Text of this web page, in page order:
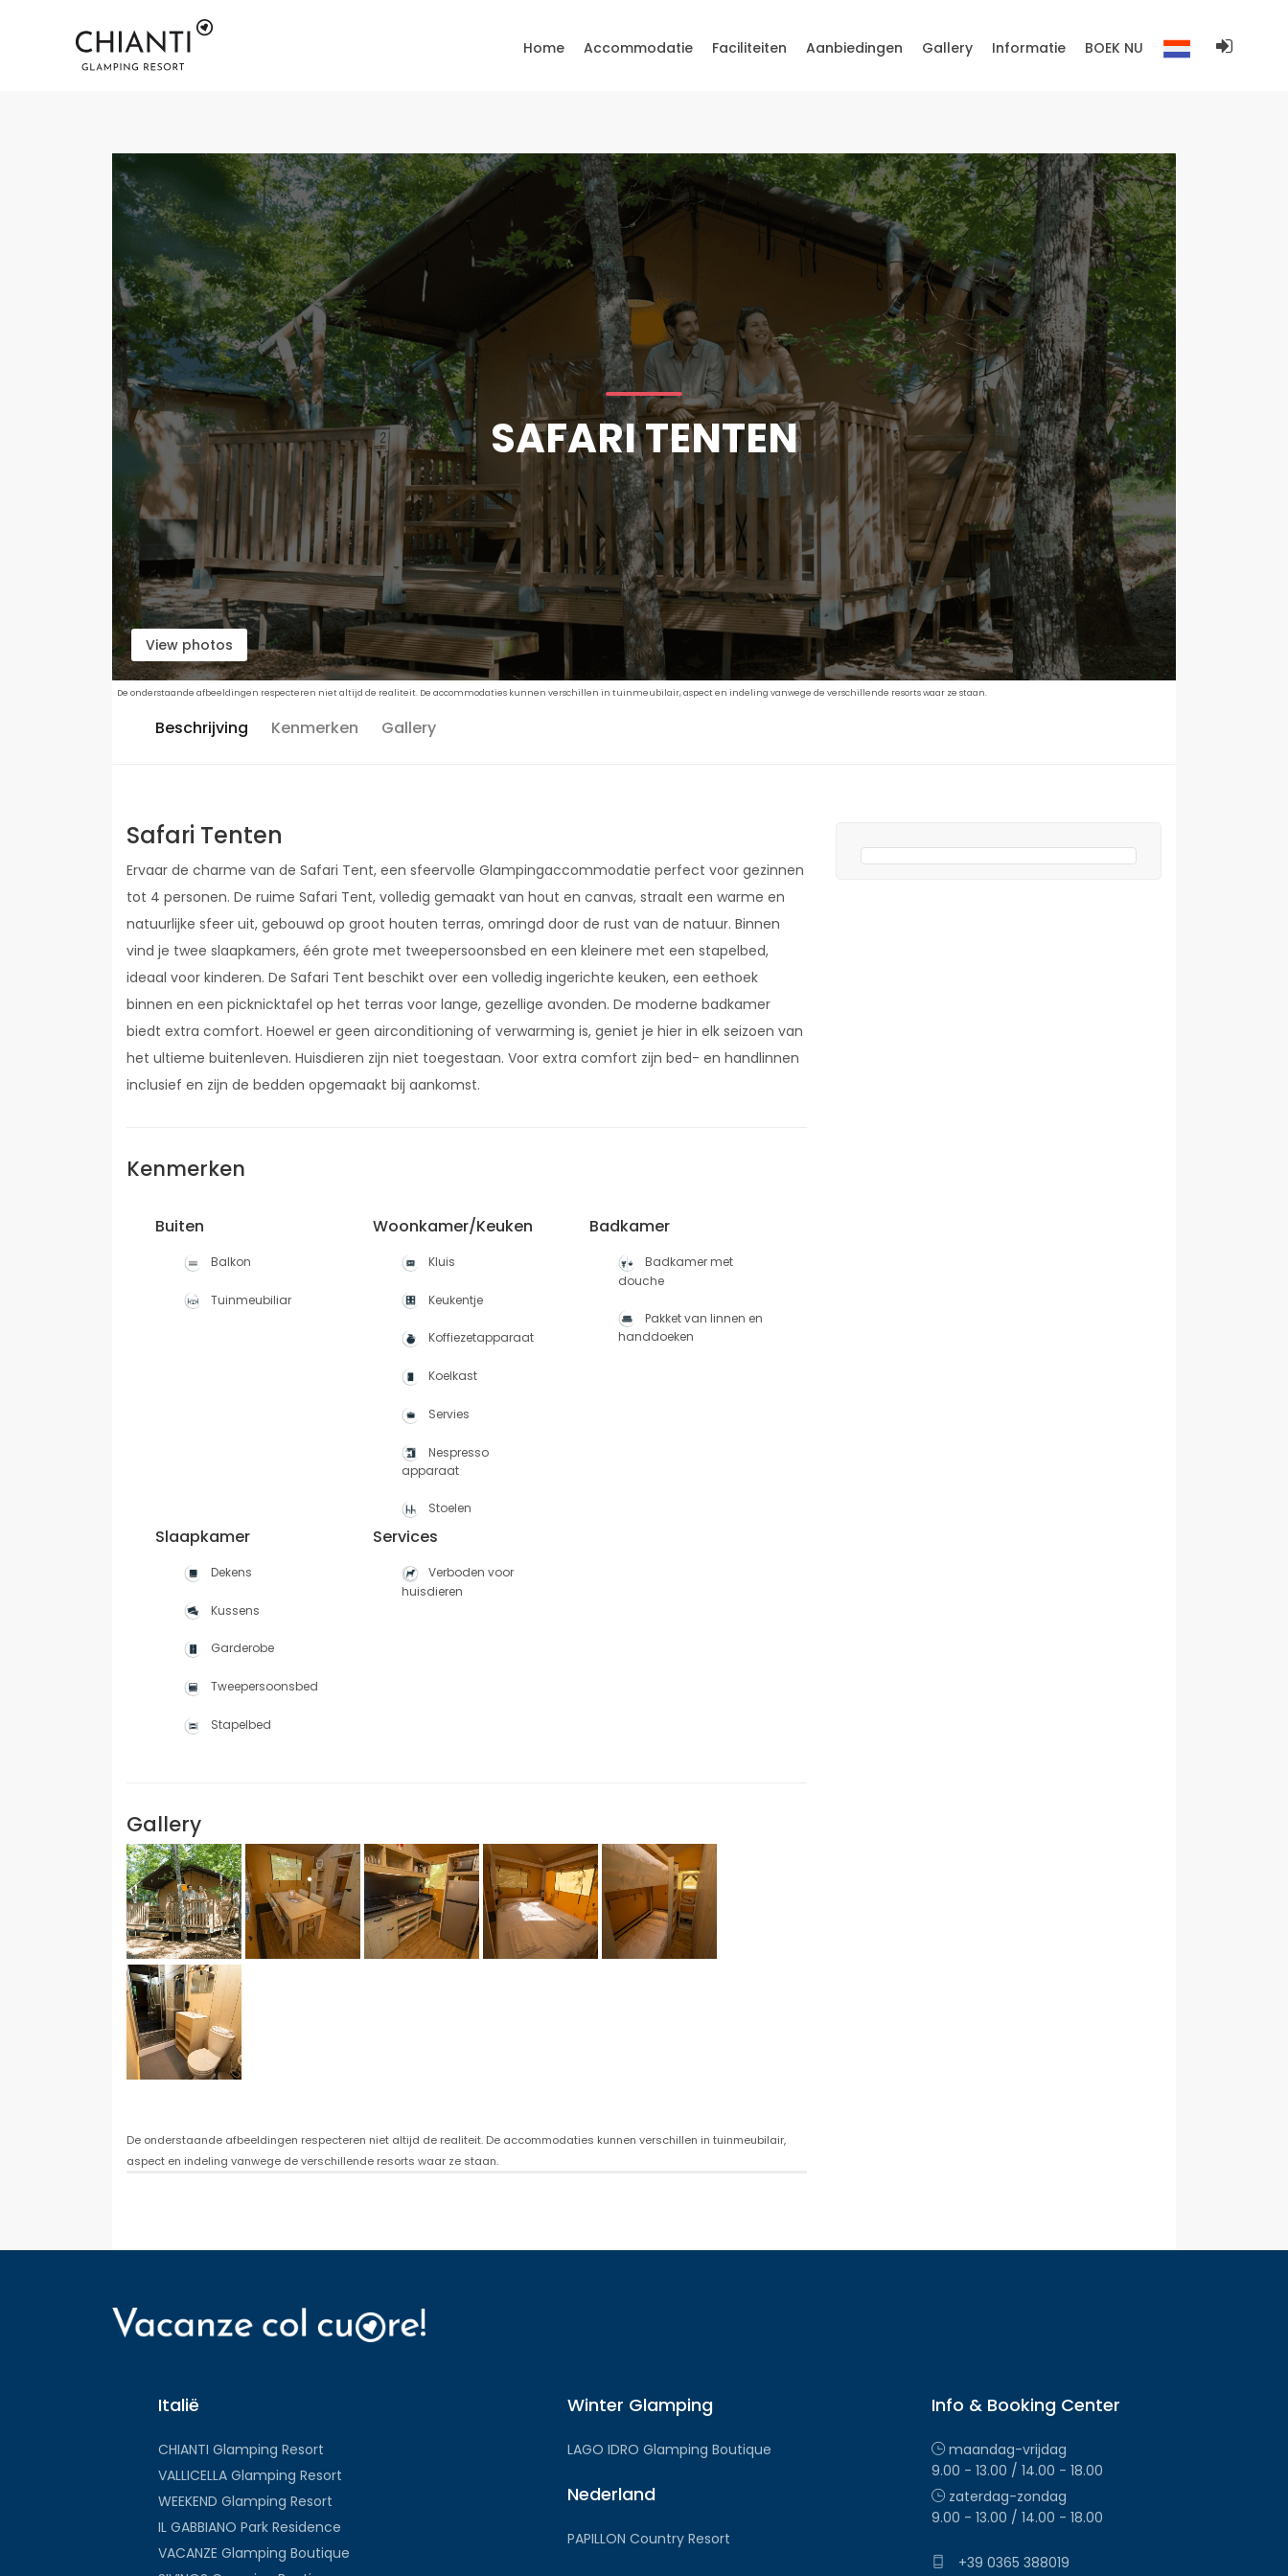
SAFARI TENTEN
View photos
De onderstaande afbeeldingen respecteren niet altijd de realiteit. De accommodaties kunnen verschillen in tuinmeubilair, aspect en indeling vanwege de verschillende resorts waar ze staan.
Beschrijving Kenmerken Gallery
Safari Tenten
Ervaar de charme van de Safari Tent, een sfeervolle Glampingaccommodatie perfect voor gezinnen
tot 4 personen. De ruime Safari Tent, volledig gemaakt van hout en canvas, straalt een warme en
natuurlijke sfeer uit, gebouwd op groot houten terras, omringd door de rust van de natuur. Binnen
vind je twee slaapkamers, één grote met tweepersoonsbed en een kleinere met een stapelbed,
ideaal voor kinderen. De Safari Tent beschikt over een volledig ingerichte keuken, een eethoek
binnen en een picknicktafel op het terras voor lange, gezellige avonden. De moderne badkamer
biedt extra comfort. Hoewel er geen airconditioning of verwarming is, geniet je hier in elk seizoen van
het ultieme buitenleven. Huisdieren zijn niet toegestaan. Voor extra comfort zijn bed- en handlinnen
inclusief en zijn de bedden opgemaakt bij aankomst.
Kenmerken
Buiten
Balkon
Tuinmeubiliar
Woonkamer/Keuken
Kluis
Keukentje
Koffiezetapparaat
Koelkast
Servies
Nespresso
apparaat
Stoelen
Badkamer
Badkamer met
douche
Pakket van linnen en
handdoeken
Slaapkamer
Dekens
Kussens
Garderobe
Tweepersoonsbed
Stapelbed
Services
Verboden voor
huisdieren
Gallery
De onderstaande afbeeldingen respecteren niet altijd de realiteit. De accommodaties kunnen verschillen in tuinmeubilair,
aspect en indeling vanwege de verschillende resorts waar ze staan.
Italië
CHIANTI Glamping Resort
VALLICELLA Glamping Resort
WEEKEND Glamping Resort
IL GABBIANO Park Residence
VACANZE Glamping Boutique
Winter Glamping
LAGO IDRO Glamping Boutique
Nederland
PAPILLON Country Resort
Info & Booking Center
maandag-vrijdag
9.00 - 13.00 / 14.00 - 18.00
zaterdag-zondag
9.00 - 13.00 / 14.00 - 18.00
+39 0365 388019
Home Accommodatie Faciliteiten Aanbiedingen Gallery Informatie BOEK NU